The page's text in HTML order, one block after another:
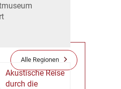
Alle Regionen
Akustische Reise
durch die